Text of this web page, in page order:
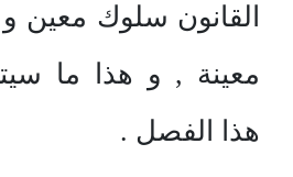
القانون سلوك معين و
معينة , و هذا ما
هذا الفصل .